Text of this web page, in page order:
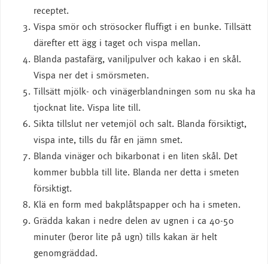
receptet.
Vispa smör och strösocker fluffigt i en bunke. Tillsätt
därefter ett ägg i taget och vispa mellan.
Blanda pastafärg, vaniljpulver och kakao i en skål.
Vispa ner det i smörsmeten.
Tillsätt mjölk- och vinägerblandningen som nu ska ha
tjocknat lite. Vispa lite till.
Sikta tillslut ner vetemjöl och salt. Blanda försiktigt,
vispa inte, tills du får en jämn smet.
Blanda vinäger och bikarbonat i en liten skål. Det
kommer bubbla till lite. Blanda ner detta i smeten
försiktigt.
Klä en form med bakplåtspapper och ha i smeten.
Grädda kakan i nedre delen av ugnen i ca 40-50
minuter (beror lite på ugn) tills kakan är helt
genomgräddad.